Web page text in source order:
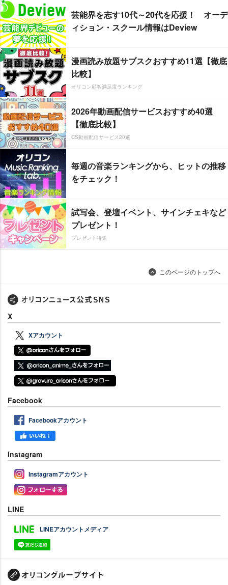
芸能界を志す10代～20代を応援！ オーデ
ィション・スクール情報はDeview
漫画読み放題サブスクおすすめ11選【徹底
比較】
オリコン顧客満足度ランキング
2026年動画配信サービスおすすめ40選
【徹底比較】
CS動画配信サービス20選
毎週の音楽ランキングから、ヒットの推移
をチェック！
試写会、登壇イベント、サインチェキなど
プレゼント！
プレゼント特集
このページのトップへ
X
Xアカウント
Facebook
Facebookアカウント
Instagram
Instagramアカウント
LINE
LINEアカウントメディア